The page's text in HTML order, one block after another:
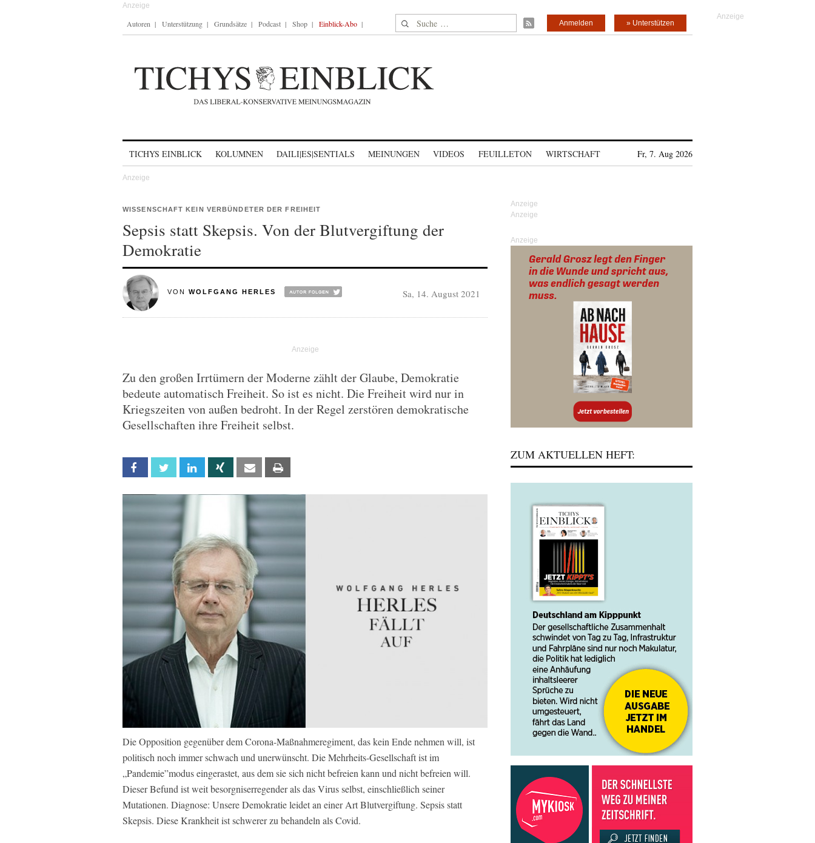
Autoren Unterstützung Grundsätze Podcast Shop Einblick-Abo Suche nach: » Unterstützen
Anmelden
TICHYS EINBLICK KOLUMNEN DAILI|ES|SENTIALS MEINUNGEN VIDEOS FEUILLETON WIRTSCHAFT Fr, 7. Aug 2026
WISSENSCHAFT KEIN VERBÜNDETER DER FREIHEIT
Sepsis statt Skepsis. Von der Blutvergiftung der
Demokratie
VON WOLFGANG HERLES Sa, 14. August 2021
Zu den großen Irrtümern der Moderne zählt der Glaube, Demokratie
bedeute automatisch Freiheit. So ist es nicht. Die Freiheit wird nur in
Kriegszeiten von außen bedroht. In der Regel zerstören demokratische
Gesellschaften ihre Freiheit selbst.
Facebook Twitter Linkedin Xing Email
Die Opposition gegenüber dem Corona-Maßnahmeregiment, das kein Ende nehmen will, ist
politisch noch immer schwach und unerwünscht. Die Mehrheits-Gesellschaft ist im
„Pandemie”modus eingerastet, aus dem sie sich nicht befreien kann und nicht befreien will.
Dieser Befund ist weit besorgniserregender als das Virus selbst, einschließlich seiner
Mutationen. Diagnose: Unsere Demokratie leidet an einer Art Blutvergiftung. Sepsis statt
Skepsis. Diese Krankheit ist schwerer zu behandeln als Covid.
Anzeige
ZUM AKTUELLEN HEFT: